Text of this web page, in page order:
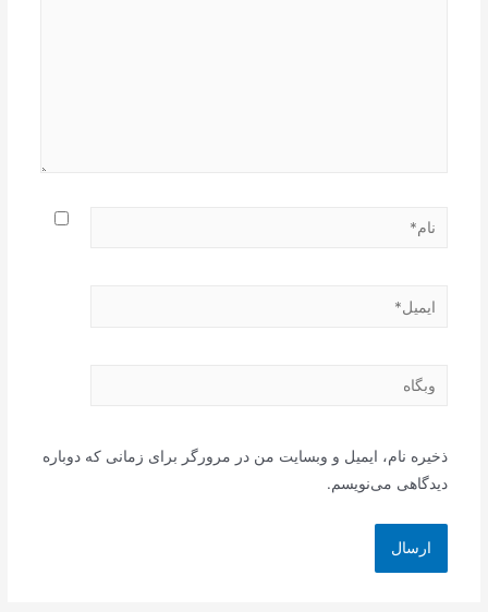
نام*
ایمیل*
وبگاه
ذخیره نام، ایمیل و وبسایت من در مرورگر برای زمانی که دوباره
دیدگاهی می‌نویسم.